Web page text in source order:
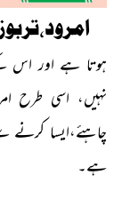
ہوتا ہے اور اس
نہیں، اسی طرح
چاہئے،ایسا
ہے۔